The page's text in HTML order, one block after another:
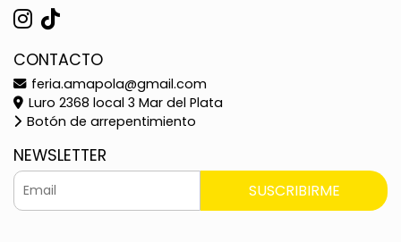
CONTACTO
feria.amapola@gmail.com
Luro 2368 local 3 Mar del Plata
Botón de arrepentimiento
NEWSLETTER
SUSCRIBIRME